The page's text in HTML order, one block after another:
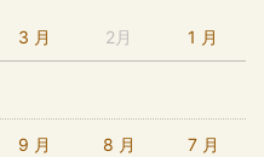
3 月 2月 1 月
9 月 8 月 7 月